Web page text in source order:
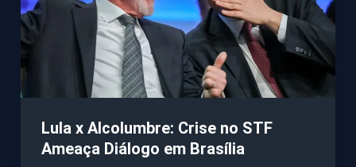
Lula x Alcolumbre: Crise no STF
Ameaça Diálogo em Brasília